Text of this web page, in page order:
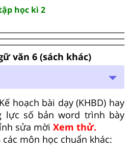
học kì 2
văn 6 (sách khác)
hoạch bài dạy (KHBD) hay
lực số bản word trình bày
sửa mời Xem thử.
môn học chuẩn khác: